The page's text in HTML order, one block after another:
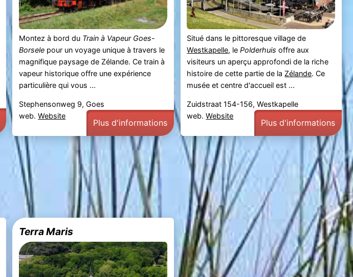
Montez à bord du Train à Vapeur Goes-
Borsele pour un voyage unique à travers le
magnifique paysage de Zélande. Ce train à
vapeur historique offre une expérience
particulière qui vous ...
Stephensonweg 9, Goes
web.Website
Plus d'informations
Situé dans le pittoresque village de
Westkapelle, lePolderhuis offre aux
visiteurs un aperçu approfondi de la riche
histoire de cette partie de laZélande. Ce
musée et centre d'accueil est ...
Zuidstraat 154-156, Westkapelle
web.Website
Plus d'informations
Terra Maris